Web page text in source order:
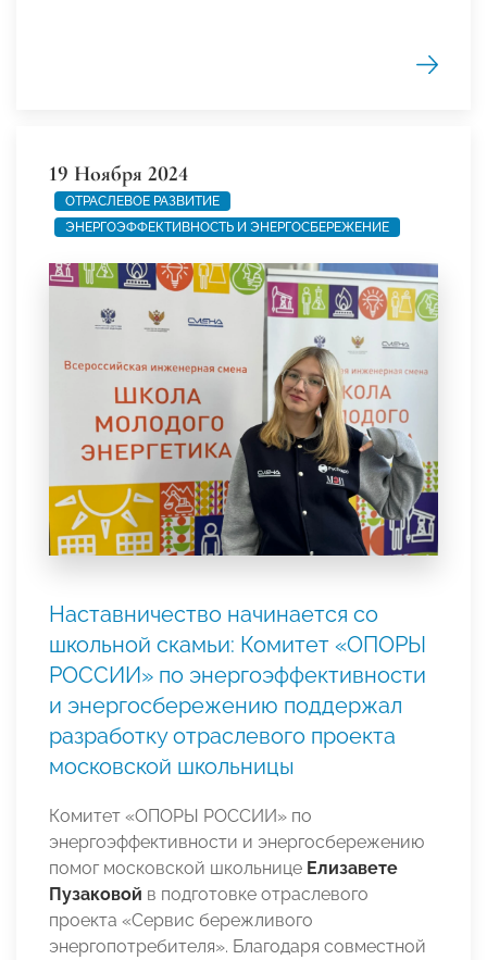
19 Ноября 2024
ОТРАСЛЕВОЕ РАЗВИТИЕ
ЭНЕРГОЭФФЕКТИВНОСТЬ И ЭНЕРГОСБЕРЕЖЕНИЕ
Наставничество начинается со
школьной скамьи: Комитет «ОПОРЫ
РОССИИ» по энергоэффективности
и энергосбережению поддержал
разработку отраслевого проекта
московской школьницы
Комитет «ОПОРЫ РОССИИ» по
энергоэффективности и энергосбережению
помог московской школьнице Елизавете
Пузаковой в подготовке отраслевого
проекта «Сервис бережливого
энергопотребителя». Благодаря совместной